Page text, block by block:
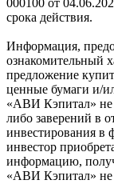
000100 от
срока действия.
Информация,
ознакомительный
предложение
ценные бумаги и/
«АВИ Кэпитал» не
либо заверений в
инвестирования в
инвестор
информацию,
«АВИ Кэпитал» не